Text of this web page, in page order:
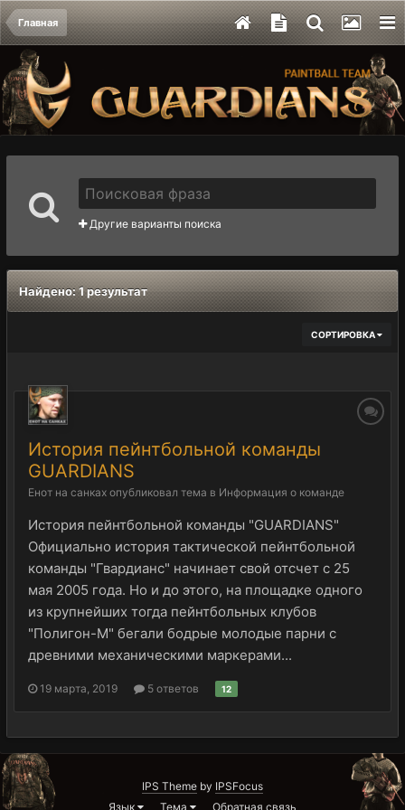
Главная
Другие варианты поиска
Найдено: 1 результат
СОРТИРОВКА
История пейнтбольной команды
GUARDIANS
Енот на санках опубликовал тема в Информация о команде
История пейнтбольной команды "GUARDIANS"
Официально история тактической пейнтбольной
команды "Гвардианс" начинает свой отсчет с 25
мая 2005 года. Но и до этого, на площадке одного
из крупнейших тогда пейнтбольных клубов
"Полигон-М" бегали бодрые молодые парни с
древними механическими маркерами...
19 марта, 2019 5 ответов 12
IPS Theme by IPSFocus
Язык
Тема Обратная связь